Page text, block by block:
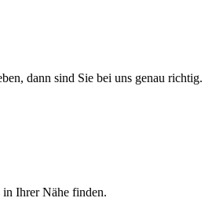
dann sind Sie bei uns genau richtig.
in Ihrer Nähe finden.